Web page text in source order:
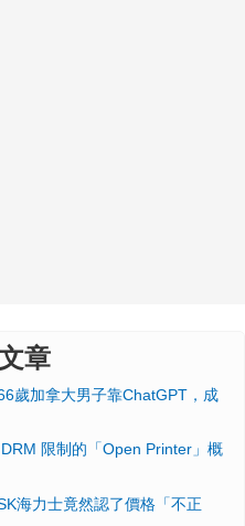
章
歲加拿大男子靠ChatGPT，成
限制的「Open Printer」概
海力士竟然認了價格「不正